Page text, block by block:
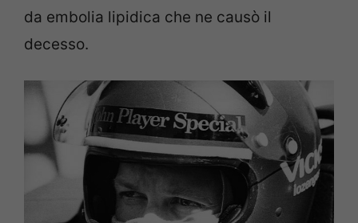
da embolia lipidica che ne causò il
decesso.